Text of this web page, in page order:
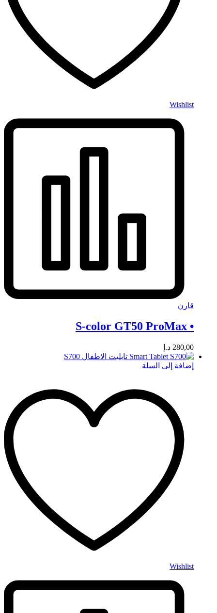
Wishlist
قارن
• S-color GT50 ProMax
280,00 د.إ
إضافة إلى السلة
Wishlist